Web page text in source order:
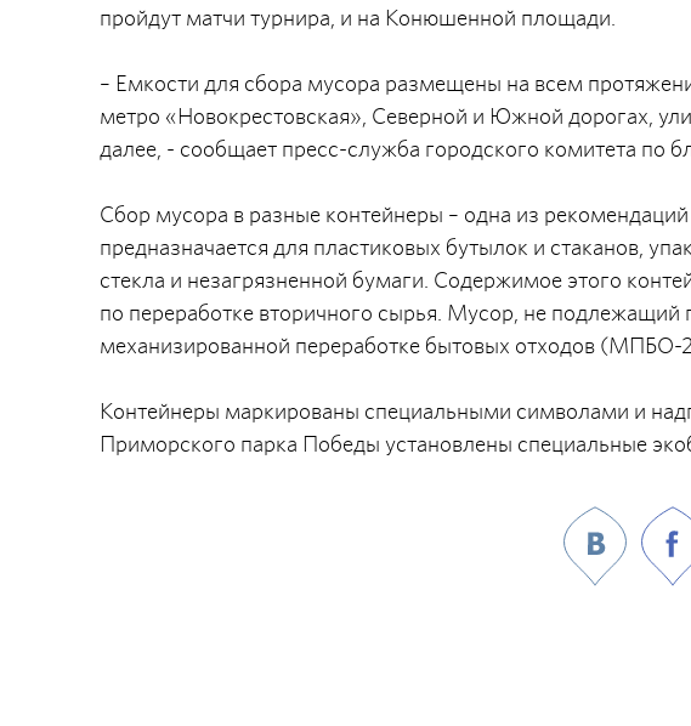
пройдут матчи турнира, и на Конюшенной площади.
– Емкости для сбора мусора размещены на всем
метро «Новокрестовская», Северной и Южной дорогах,
далее, - сообщает пресс-служба городского комитета по
Сбор мусора в разные контейнеры – одна из
предназначается для пластиковых бутылок и стаканов,
стекла и незагрязненной бумаги. Содержимое этого
по переработке вторичного сырья. Мусор, не подлежащий
механизированной переработке бытовых отходов (МПБО-
Контейнеры маркированы специальными символами и
Приморского парка Победы установлены специальные